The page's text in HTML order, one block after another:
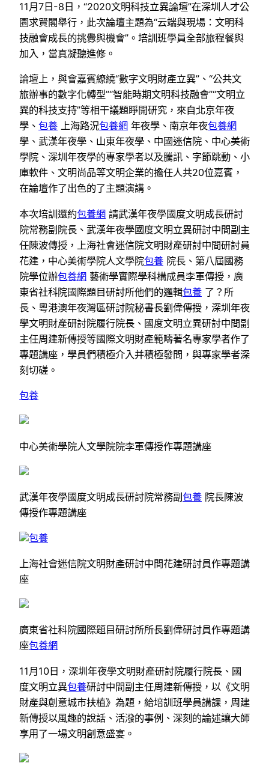
11月7日-8日，“2020文明科技立異論壇”在深圳人才公
園求賢閣舉行，此次論壇主題為“云端與現場：文明科
技融會成長的挑釁與機會”。培訓班學員全部旅程餐與
加入，當真凝聽進修。
論壇上，與會嘉賓繚繞“數字文明財產立異”、“公共文
旅辦事的數字化轉型”“智能時期文明科技融會”“文明立
異的科技支持”等相干議題睜開研究，來自北京年夜
學、 包養 上海路況包養網 年夜學、南京年夜包養網
學、武漢年夜學、山東年夜學、中國迷信院、中心美術
學院、深圳年夜學的專家學者以及騰訊、字節跳動、小
庫軟件、文明尚品等文明企業的擔任人共20位嘉賓，
在論壇作了出色的了主題演講。
本次培訓還約包養網 請武漢年夜學國度文明成長研討
院常務副院長、武漢年夜學國度文明立異研討中間副主
任陳波傳授，上海社會迷信院文明財產研討中間研討員
花建，中心美術學院人文學院包養 院長、第八屆國務
院學位辦包養網 藝術學實際學科構成員李軍傳授，廣
東省社科院國際題目研討所他們的邏輯包養 了？所
長、粵港澳年夜灣區研討院秘書長劉偉傳授，深圳年夜
學文明財產研討院履行院長、國度文明立異研討中間副
主任周建新傳授等國際文明財產範疇著名專家學者作了
專題講座，學員們積極介入并積極發問，與專家學者深
刻切磋。
包養
中心美術學院人文學院院李軍傳授作專題講座
武漢年夜學國度文明成長研討院常務副 包養 院長陳波
傳授作專題講座
包養
上海社會迷信院文明財產研討中間花建研討員作專題講
座
廣東省社科院國際題目研討所所長劉偉研討員作專題講
座包養網
11月10日，深圳年夜學文明財產研討院履行院長、國
度文明立異包養研討中間副主任周建新傳授，以《文明
財產與創意城市扶植》為題，給培訓班學員講課，周建
新傳授以風趣的說話、活潑的事例、深刻的論述讓大師
享用了一場文明創意盛宴。